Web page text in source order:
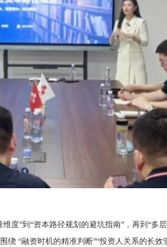
度”到“资本路径规划的避坑指南”，再到“多
“融资时机的精准判断”“投资人关系的长效